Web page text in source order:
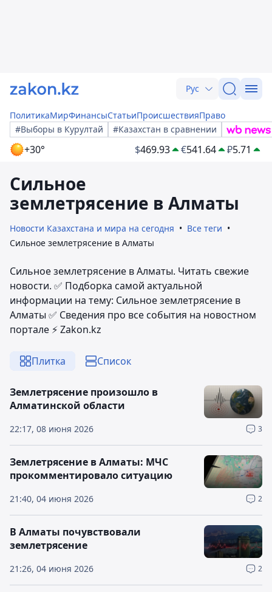
Рус
ПолитикаМирФинансыСтатьиПроисшествияПраво
#Выборы в Курултай
#Казахстан в сравнении
+30° $469.93 €541.64 ₽5.71
Сильное
землетрясение в Алматы
Новости Казахстана и мира на сегодня
Все теги
Сильное землетрясение в Алматы
Сильное землетрясение в Алматы. Читать свежие
новости. ✅ Подборка самой актуальной
информации на тему: Сильное землетрясение в
Алматы ✅ Сведения про все события на новостном
портале ⚡️ Zakon.kz
Плитка Список
22:17, 08 июня 2026 3
Землетрясение произошло в
Алматинской области
21:40, 04 июня 2026 2
Землетрясение в Алматы: МЧС
прокомментировало ситуацию
21:26, 04 июня 2026 2
В Алматы почувствовали
землетрясение